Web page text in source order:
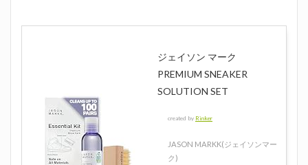
ジェイソン マーク
PREMIUM SNEAKER
SOLUTION SET
created by Rinker
JASON MARKK(ジェイソンマー
ク)